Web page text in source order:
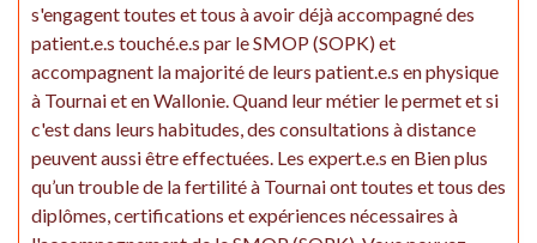
s'engagent toutes et tous à avoir déjà accompagné des
patient.e.s touché.e.s par le SMOP (SOPK) et
accompagnent la majorité de leurs patient.e.s en physique
à Tournai et en Wallonie. Quand leur métier le permet et si
c'est dans leurs habitudes, des consultations à distance
peuvent aussi être effectuées. Les expert.e.s en Bien plus
qu’un trouble de la fertilité à Tournai ont toutes et tous des
diplômes, certifications et expériences nécessaires à